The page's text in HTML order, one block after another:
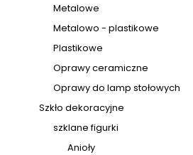
Metalowe
Metalowo - plastikowe
Plastikowe
Oprawy ceramiczne
Oprawy do lamp stołowych
Szkło dekoracyjne
szklane figurki
Anioły